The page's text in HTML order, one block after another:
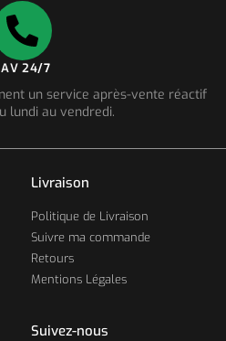
24/7
un service après-vente réactif
lundi au vendredi.
Livraison
Politique de Livraison
Suivre ma commande
Retours
Mentions Légales
Suivez-nous